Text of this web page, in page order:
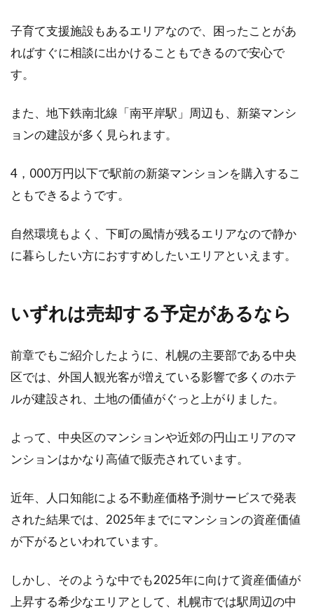
子育て支援施設もあるエリアなので、困ったことがあ
ればすぐに相談に出かけることもできるので安心で
す。
また、地下鉄南北線「南平岸駅」周辺も、新築マンシ
ョンの建設が多く見られます。
4，000万円以下で駅前の新築マンションを購入するこ
ともできるようです。
自然環境もよく、下町の風情が残るエリアなので静か
に暮らしたい方におすすめしたいエリアといえます。
いずれは売却する予定があるなら
前章でもご紹介したように、札幌の主要部である中央
区では、外国人観光客が増えている影響で多くのホテ
ルが建設され、土地の価値がぐっと上がりました。
よって、中央区のマンションや近郊の円山エリアのマ
ンションはかなり高値で販売されています。
近年、人口知能による不動産価格予測サービスで発表
された結果では、2025年までにマンションの資産価値
が下がるといわれています。
しかし、そのような中でも2025年に向けて資産価値が
上昇する希少なエリアとして、札幌市では駅周辺の中